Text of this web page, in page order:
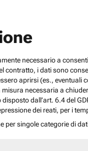
necessario a
contratto, i dati sono
aprirsi (es.,
necessaria a
dall’art. 6.4 del
dei reati, per i
per singole categorie di